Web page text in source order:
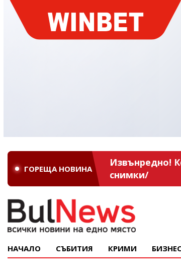
ГОРЕЩА НОВИНА
Извънредно!
снимки/
НАЧАЛО СЪБИТИЯ КРИМИ